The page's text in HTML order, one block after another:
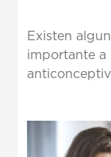
Existen
importante a